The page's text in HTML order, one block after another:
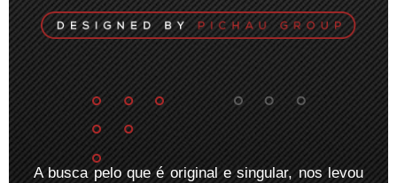
A busca pelo que é original e singular, nos levou